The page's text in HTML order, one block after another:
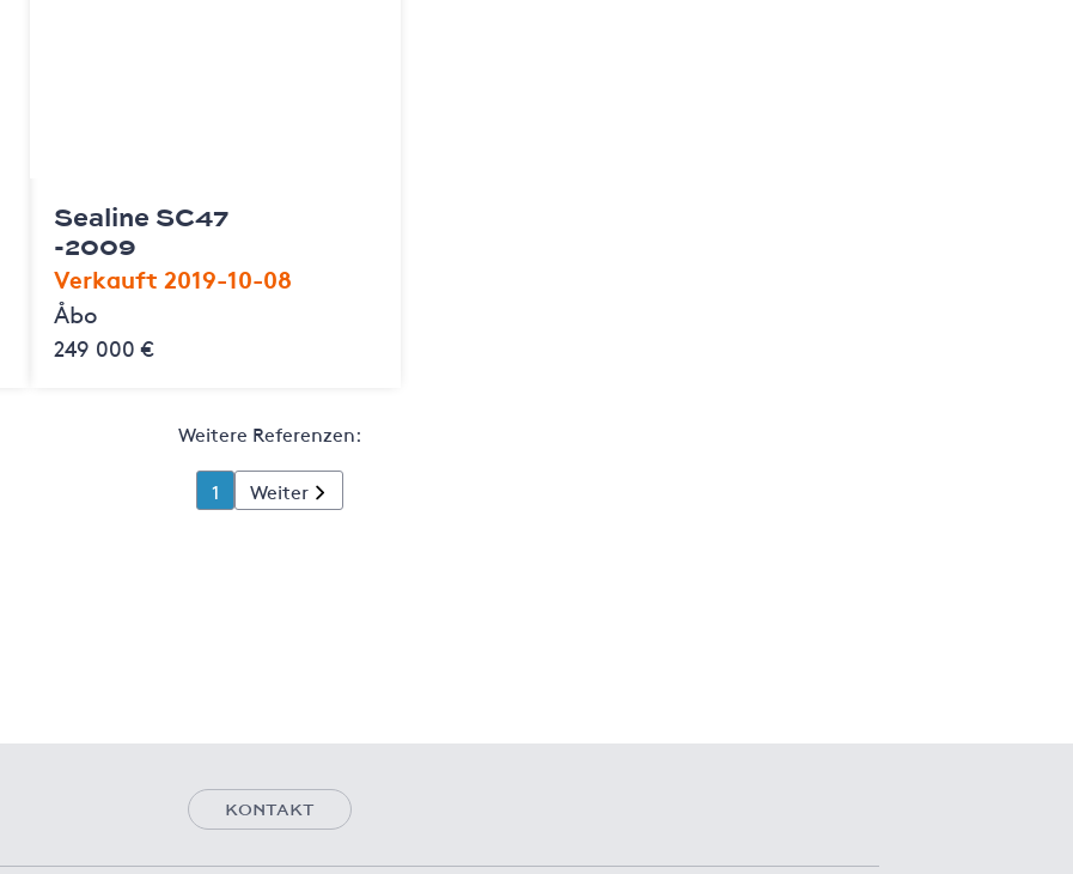
Sealine SC47
-2009
Verkauft 2019-10-08
Åbo
249 000 €
Weitere Referenzen:
1 Weiter
KONTAKT